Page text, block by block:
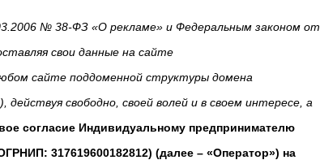
№ 38-ФЗ «О рекламе» и Федеральным законом от
свои данные на сайте
сайте поддоменной структуры домена
свободно, своей волей и в своем интересе, а
согласие Индивидуальному предпринимателю
317619600182812) (далее – «Оператор») на